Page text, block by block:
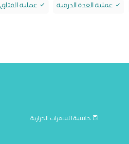
عملية الغدة الدرقية
عملية الفتاق
حاسبة السعرات الحرارية